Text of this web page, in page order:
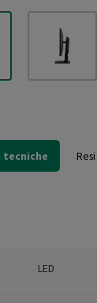
tecniche
LED